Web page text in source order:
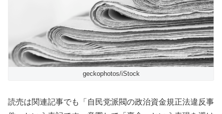
geckophotos/iStock
読売は関連記事でも「自民党派閥の政治資金規正法違反事